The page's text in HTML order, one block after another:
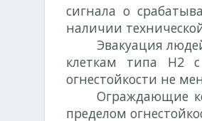
сигнала о
наличии
Эвакуация
клеткам типа Н2
огнестойкости не
Ограждающие
пределом